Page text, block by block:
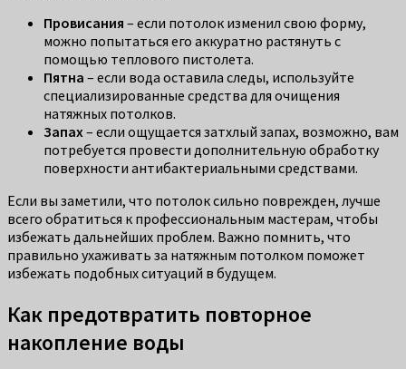
Провисания – если потолок изменил свою форму,
можно попытаться его аккуратно растянуть с
помощью теплового пистолета.
Пятна – если вода оставила следы, используйте
специализированные средства для очищения
натяжных потолков.
Запах – если ощущается затхлый запах, возможно, вам
потребуется провести дополнительную обработку
поверхности антибактериальными средствами.
Если вы заметили, что потолок сильно поврежден, лучше
всего обратиться к профессиональным мастерам, чтобы
избежать дальнейших проблем. Важно помнить, что
правильно ухаживать за натяжным потолком поможет
избежать подобных ситуаций в будущем.
Как предотвратить повторное
накопление воды